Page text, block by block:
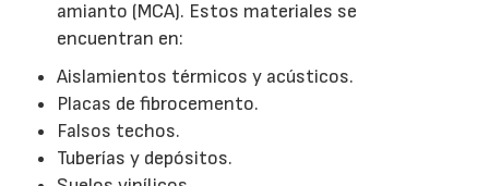
amianto (MCA). Estos materiales se
encuentran en:
Aislamientos térmicos y acústicos.
Placas de fibrocemento.
Falsos techos.
Tuberías y depósitos.